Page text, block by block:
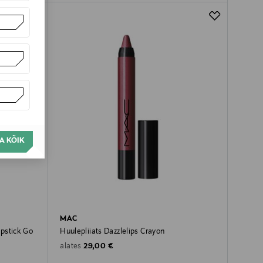
KÕIK
Go
MAC
Huulepliiats Dazzlelips Crayon
alates Original Price
29,00 €